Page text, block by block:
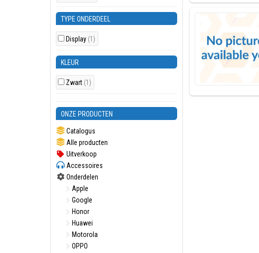
TYPE ONDERDEEL
Display (1)
KLEUR
Zwart (1)
ONZE PRODUCTEN
Catalogus
Alle producten
Uitverkoop
Accessoires
Onderdelen
Apple
Google
Honor
Huawei
Motorola
OPPO